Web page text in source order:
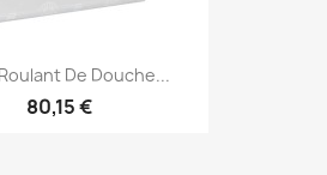
De Douche...
80,15 €